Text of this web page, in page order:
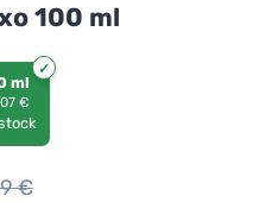
100 ml
ml
€
€